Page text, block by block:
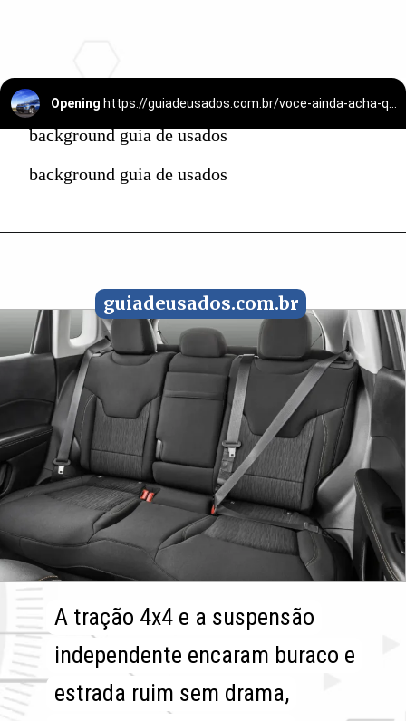
Opening https://guiadeusados.com.br/voce-ainda-acha-que-suv-diesel-usado-e-furada-esse-jeep-compass-2016-entrega-mais-do-que-muitos-novos-e-os-numeros-explicam-por-que.html
background guia de usados
background guia de usados
A tração 4x4 e a suspensão
independente encaram buraco e
estrada ruim sem drama,
A tração 4x4 e a suspensão
independente encaram buraco e
estrada ruim sem drama,
guiadeusados.com.br
guiadeusados.com.br